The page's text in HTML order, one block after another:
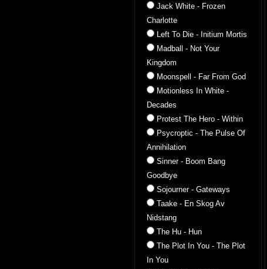
Jack White - Frozen
Charlotte
Left To Die - Initium Mortis
Madball - Not Your
Kingdom
Moonspell - Far From God
Motionless In White -
Decades
Protest The Hero - Within
Psycroptic - The Pulse Of
Annihilation
Sinner - Boom Bang
Goodbye
Sojourner - Gateways
Taake - En Skog Av
Nidstang
The Hu - Hun
The Plot In You - The Plot
In You